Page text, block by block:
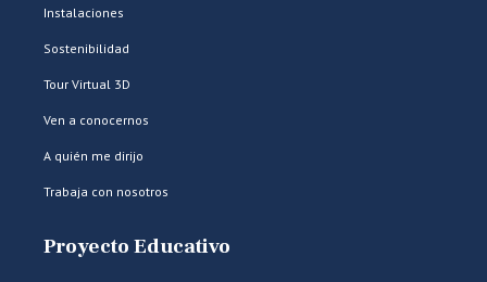
Instalaciones
Sostenibilidad
Tour Virtual 3D
Ven a conocernos
A quién me dirijo
Trabaja con nosotros
Proyecto Educativo